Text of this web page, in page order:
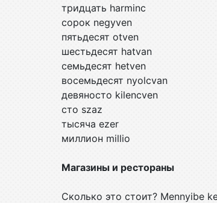
тридцать harminc
сорок negyven
пятьдесят otven
шестьдесят hatvan
семьдесят hetven
восемьдесят nyolcvan
девяносто kilencven
сто szaz
тысяча ezer
миллион millio
Магазины и рестораны
Сколько это стоит? Mennyibe